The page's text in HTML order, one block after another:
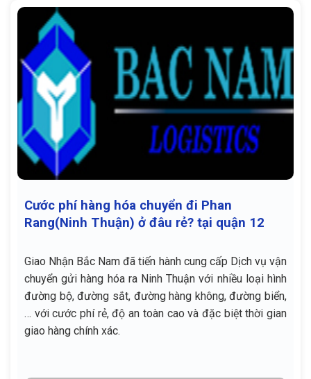
Cước phí hàng hóa chuyển đi Phan
Rang(Ninh Thuận) ở đâu rẻ? tại quận 12
Giao Nhận Bắc Nam đã tiến hành cung cấp Dịch vụ vận
chuyển gửi hàng hóa ra Ninh Thuận với nhiều loại hình
đường bộ, đường sắt, đường hàng không, đường biển,
… với cước phí rẻ, độ an toàn cao và đặc biệt thời gian
giao hàng chính xác.